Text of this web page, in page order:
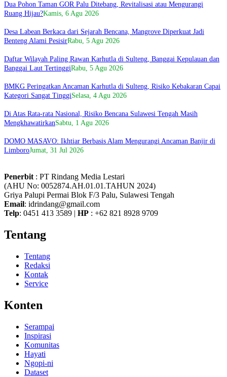
Dua Pohon Taman GOR Palu Ditebang, Revitalisasi atau Mengurangi
Ruang Hijau?Kamis, 6 Agu 2026
Desa Labean Berkaca dari Sejarah Bencana, Mangrove Diperkuat Jadi
Benteng Alami PesisirRabu, 5 Agu 2026
Daftar Wilayah Paling Rawan Karhutla di Sulteng, Banggai Kepulauan dan
Banggai Laut TertinggiRabu, 5 Agu 2026
BMKG Peringatkan Ancaman Karhutla di Sulteng, Risiko Kebakaran Capai
Kategori Sangat TinggiSelasa, 4 Agu 2026
Di Atas Rata-rata Nasional, Risiko Bencana Sulawesi Tengah Masih
MengkhawatirkanSabtu, 1 Agu 2026
DOMO MASAVO: Ikhtiar Berbasis Alam Mengurangi Ancaman Banjir di
LimboroJumat, 31 Jul 2026
Penerbit : PT Rindang Media Lestari
(AHU No: 0052874.AH.01.01.TAHUN 2024)
Griya Palupi Permai Blok F/3 Palu, Sulawesi Tengah
Email: idrindang@gmail.com
Telp: 0451 413 3589 | HP : +62 821 8928 9709
Tentang
Tentang
Redaksi
Kontak
Service
Konten
Serampai
Inspirasi
Komunitas
Hayati
Ngopi-ni
Dataset